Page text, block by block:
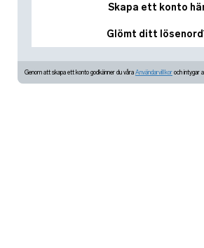
Skapa ett konto
Glömt ditt
Genom att skapa ett konto godkänner du våra Användarvillkor och intygar